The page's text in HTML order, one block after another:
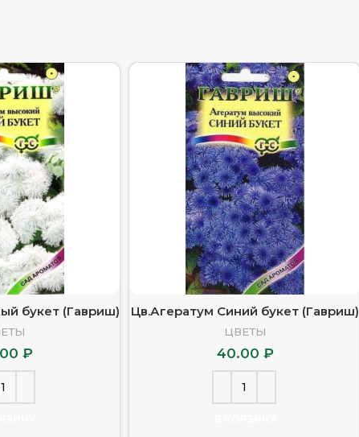
букет (Гавриш)
₽
Цв.Агератум Синий букет (Гавриш)
ЦВЕТЫ
40.00 ₽